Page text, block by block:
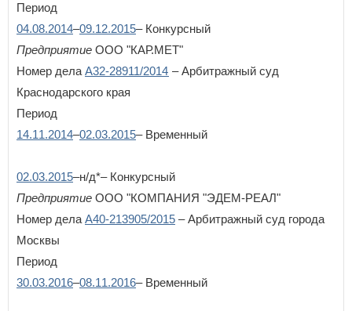
Период
04.08.2014–09.12.2015– Конкурсный
Предприятие ООО "КАР.МЕТ"
Номер дела А32-28911/2014 – Арбитражный суд
Краснодарского края
Период
14.11.2014–02.03.2015– Временный
02.03.2015–н/д*– Конкурсный
Предприятие ООО "КОМПАНИЯ "ЭДЕМ-РЕАЛ"
Номер дела А40-213905/2015 – Арбитражный суд города
Москвы
Период
30.03.2016–08.11.2016– Временный